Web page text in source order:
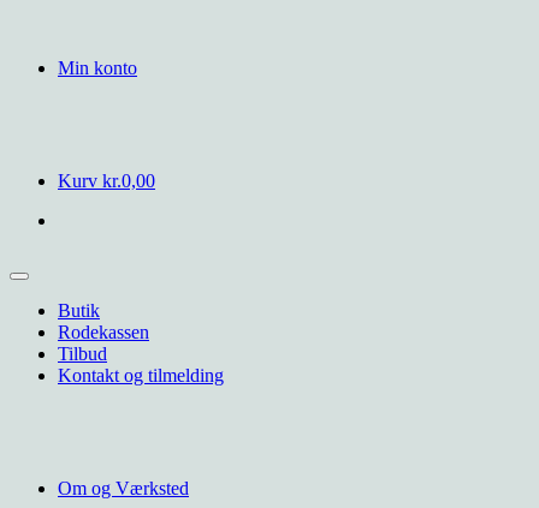
Min konto
Kurv kr.0,00
Butik
Rodekassen
Tilbud
Kontakt og tilmelding
Om og Værksted